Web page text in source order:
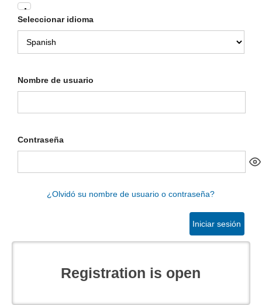
Ingrese
su
nombre
de
contraseña
Seleccionar idioma
Nombre de usuario
Contraseña
¿Olvidó su nombre de usuario o contraseña?
Iniciar sesión
Registration is open